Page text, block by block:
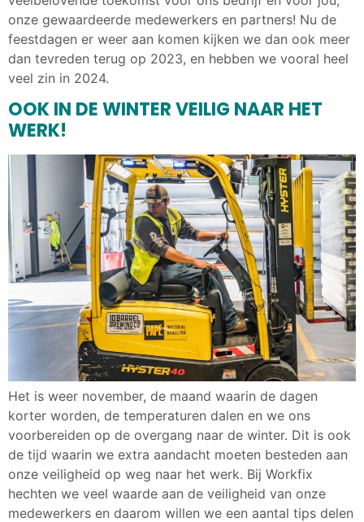
onze gewaardeerde medewerkers en partners! Nu de
feestdagen er weer aan komen kijken we dan ook meer
dan tevreden terug op 2023, en hebben we vooral heel
veel zin in 2024.
OOK IN DE WINTER VEILIG NAAR HET
WERK!
Het is weer november, de maand waarin de dagen
korter worden, de temperaturen dalen en we ons
voorbereiden op de overgang naar de winter. Dit is ook
de tijd waarin we extra aandacht moeten besteden aan
onze veiligheid op weg naar het werk. Bij Workfix
hechten we veel waarde aan de veiligheid van onze
medewerkers en daarom willen we een aantal tips delen